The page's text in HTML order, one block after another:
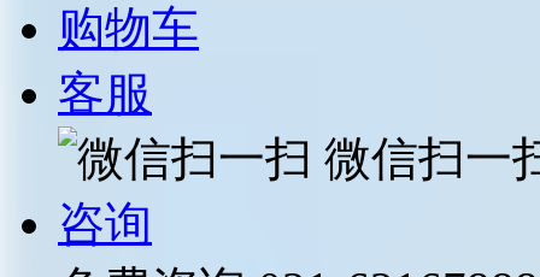
购物车
客服
微信扫一
咨询